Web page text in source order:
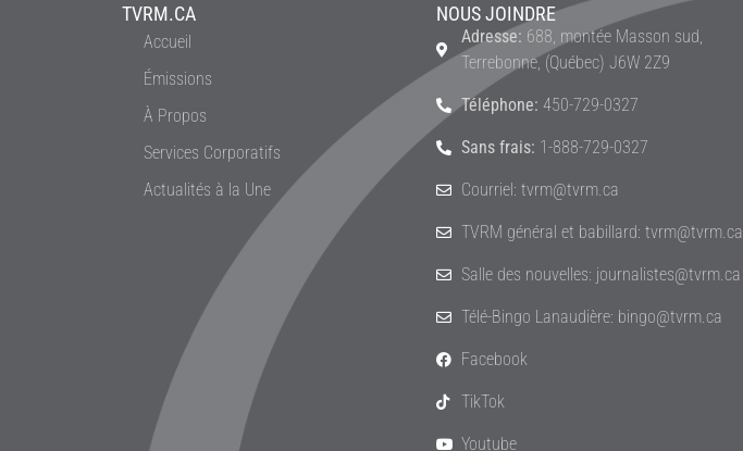
TVRM.CA
Accueil
Émissions
À Propos
Services Corporatifs
Actualités à la Une
NOUS JOINDRE
Adresse: 688, montée Masson sud,
Terrebonne, (Québec) J6W 2Z9
Téléphone: 450-729-0327
Sans frais: 1-888-729-0327
Courriel: tvrm@tvrm.ca
TVRM général et babillard: tvrm@tvrm.ca
Salle des nouvelles: journalistes@tvrm.ca
Télé-Bingo Lanaudière: bingo@tvrm.ca
Facebook
TikTok
Youtube